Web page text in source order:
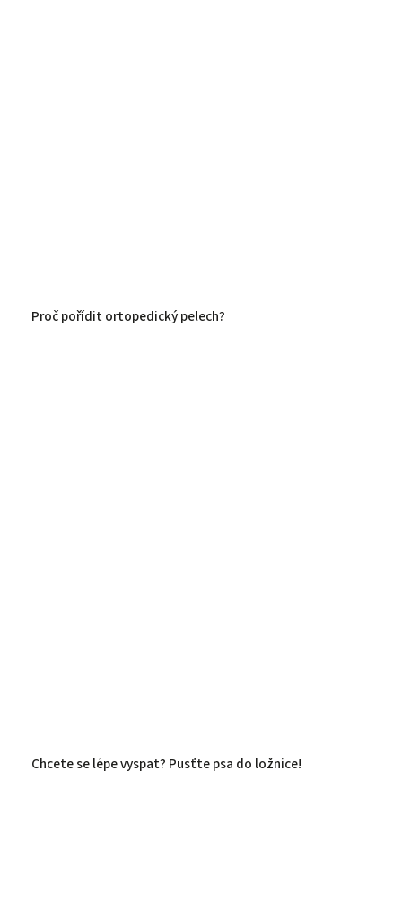
Proč pořídit ortopedický pelech?
Chcete se lépe vyspat? Pusťte psa do ložnice!